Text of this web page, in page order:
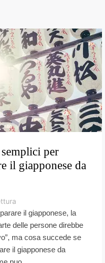
per
il giapponese da
il giapponese, la
delle persone direbbe
ma cosa succede se
il giapponese da